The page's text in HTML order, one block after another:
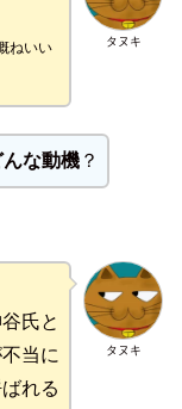
タヌキ
ねいい
んな動機？
タヌキ
氏と
当に
れる